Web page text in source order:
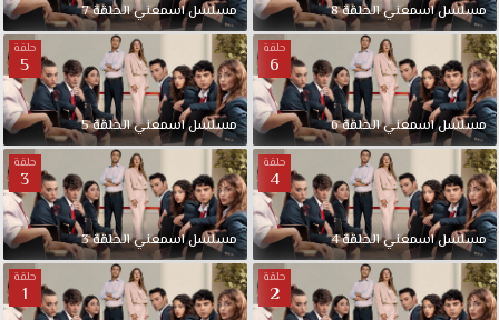
مسلسل اسمعني الحلقة 8 مسلسل اسمعني الحلقة 7
حلقة
6
مسلسل اسمعني الحلقة 6
حلقة
5
مسلسل اسمعني الحلقة 5
حلقة
4
مسلسل اسمعني الحلقة 4
حلقة
3
مسلسل اسمعني الحلقة 3
حلقة
2
حلقة
1